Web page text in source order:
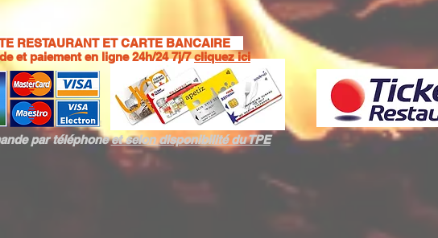
RESTAURANT ET CARTE BANCAIRE
et paiement en ligne 24h/24 7j/7cliquez ici
par téléphoneet selondisponibilité du TPE